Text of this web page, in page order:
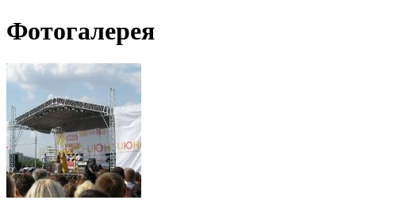
Фотогалерея